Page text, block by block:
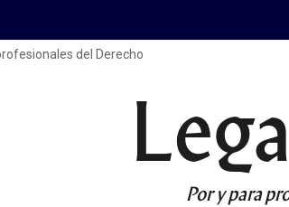
del Derecho
Por y para